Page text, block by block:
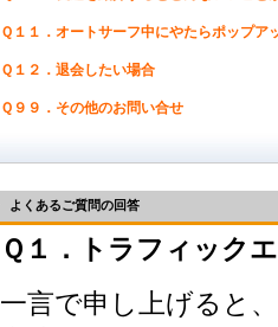
Ｑ１１．オートサーフ中にやたらポップア
Ｑ１２．退会したい場合
Ｑ９９．その他のお問い合せ
よくあるご質問の回答
Ｑ１．トラフィック
一言で申し上げると